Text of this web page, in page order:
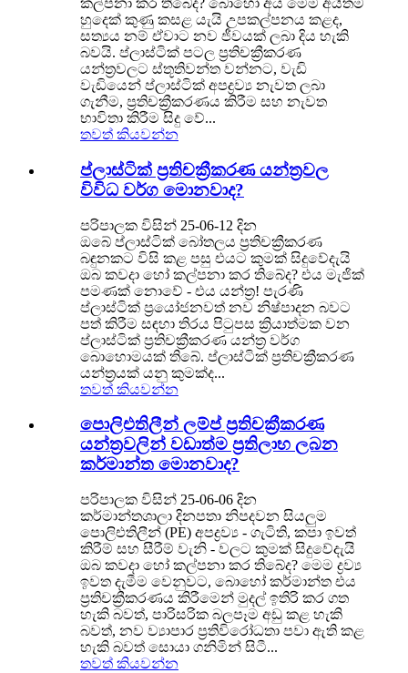
කල්පනා කර තිබේද? බොහෝ අය මෙම අයිතම
හුදෙක් කුණු කසළ යැයි උපකල්පනය කළද,
සත්‍යය නම් ඒවාට නව ජීවයක් ලබා දිය හැකි
බවයි. ප්ලාස්ටික් පටල ප්‍රතිචක්‍රීකරණ
යන්ත්‍රවලට ස්තූතිවන්ත වන්නට, වැඩි
වැඩියෙන් ප්ලාස්ටික් අපද්‍රව්‍ය නැවත ලබා
ගැනීම, ප්‍රතිචක්‍රීකරණය කිරීම සහ නැවත
භාවිතා කිරීම සිදු වේ...
තවත් කියවන්න
ප්ලාස්ටික් ප්‍රතිචක්‍රීකරණ යන්ත්‍රවල
විවිධ වර්ග මොනවාද?
පරිපාලක විසින් 25-06-12 දින
ඔබේ ප්ලාස්ටික් බෝතලය ප්‍රතිචක්‍රීකරණ
බඳුනකට විසි කළ පසු එයට කුමක් සිදුවේදැයි
ඔබ කවදා හෝ කල්පනා කර තිබේද? එය මැජික්
පමණක් නොවේ - එය යන්ත්‍ර! පැරණි
ප්ලාස්ටික් ප්‍රයෝජනවත් නව නිෂ්පාදන බවට
පත් කිරීම සඳහා තිරය පිටුපස ක්‍රියාත්මක වන
ප්ලාස්ටික් ප්‍රතිචක්‍රීකරණ යන්ත්‍ර වර්ග
බොහොමයක් තිබේ. ප්ලාස්ටික් ප්‍රතිචක්‍රීකරණ
යන්ත්‍රයක් යනු කුමක්ද...
තවත් කියවන්න
පොලිඑතිලීන් ලම්ප් ප්‍රතිචක්‍රීකරණ
යන්ත්‍රවලින් වඩාත්ම ප්‍රතිලාභ ලබන
කර්මාන්ත මොනවාද?
පරිපාලක විසින් 25-06-06 දින
කර්මාන්තශාලා දිනපතා නිපදවන සියලුම
පොලිඑතිලීන් (PE) අපද්‍රව්‍ය - ගැටිති, කපා ඉවත්
කිරීම් සහ සීරීම් වැනි - වලට කුමක් සිදුවේදැයි
ඔබ කවදා හෝ කල්පනා කර තිබේද? මෙම ද්‍රව්‍ය
ඉවත දැමීම වෙනුවට, බොහෝ කර්මාන්ත එය
ප්‍රතිචක්‍රීකරණය කිරීමෙන් මුදල් ඉතිරි කර ගත
හැකි බවත්, පාරිසරික බලපෑම අඩු කළ හැකි
බවත්, නව ව්‍යාපාර ප්‍රතිවිරෝධතා පවා ඇති කළ
හැකි බවත් සොයා ගනිමින් සිටී...
තවත් කියවන්න